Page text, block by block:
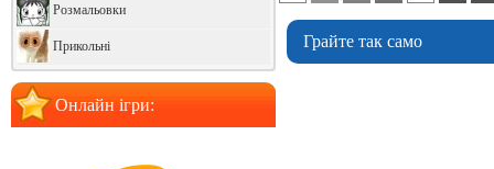
Розмальовки
Прикольні
Онлайн ігри:
Грайте так само